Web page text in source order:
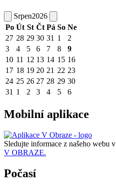
Srpen2026
Po Út St Čt Pá So Ne
27 28 29 30 31 1
2
3
4 5 6 7 8
9
10 11 12 13 14 15 16
17 18 19 20 21 22 23
24 25 26 27 28 29 30
31 1 2 3 4 5 6
Mobilní aplikace
Sledujte informace z našeho webu v
V OBRAZE.
Počasí